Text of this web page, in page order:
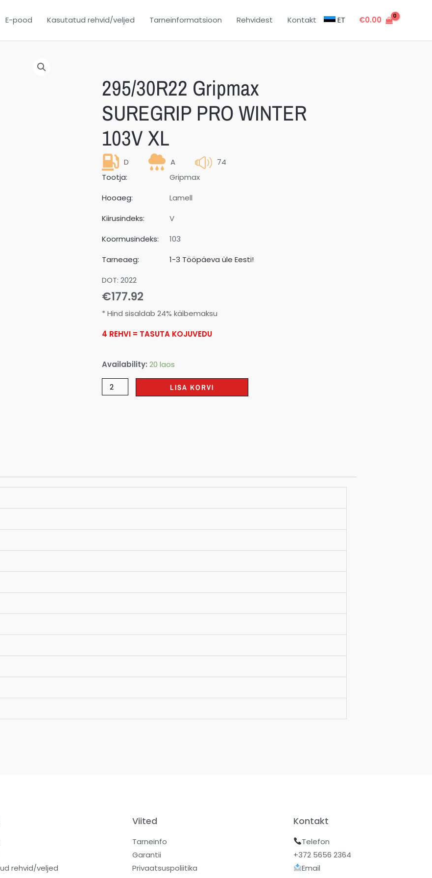
E-pood Kasutatud rehvid/veljed Tarneinformatsioon Rehvidest Kontakt ET €0.00
295/30R22 Gripmax
SUREGRIP PRO WINTER
103V XL
D A
74
Tootja:
Gripmax
Hooaeg:
Lamell
Kiirusindeks:
V
Koormusindeks:
103
Tarneaeg:
1-3 Tööpäeva üle Eesti!
DOT: 2022
€177.92
* Hind sisaldab 24% käibemaksu
4 REHVI = TASUTA KOJUVEDU
Availability: 20 laos
LISA KORVI
rehvid/veljed
Viited
Tarneinfo
Garantii
Privaatsuspoliitika
Kontakt
Telefon
+372 5656 2364
Email